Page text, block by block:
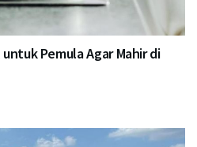
Pemula Agar Mahir di